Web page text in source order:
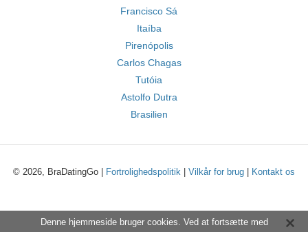
Francisco Sá
Itaíba
Pirenópolis
Carlos Chagas
Tutóia
Astolfo Dutra
Brasilien
© 2026, BraDatingGo | Fortrolighedspolitik Vilkår for brug Kontakt os
Denne hjemmeside bruger cookies. Ved at fortsætte med